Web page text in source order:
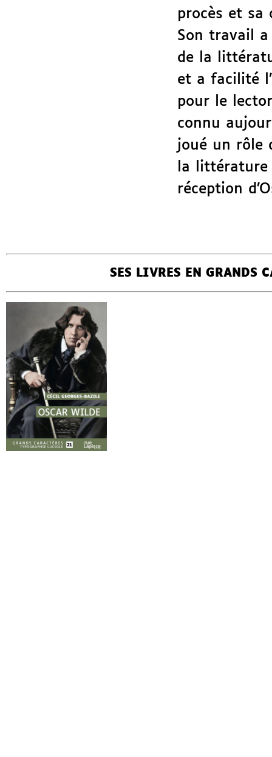
procès et sa
Son travail
de la
et a facilité
pour le
connu
joué un rôle
la
réception
SES LIVRES EN GRANDS
GEORGES-
BAZILE
OSCAR WILDE